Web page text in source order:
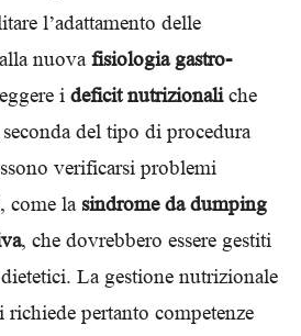
l’adattamento delle
nuovafisiologia gastro-
i deficit nutrizionaliche
del tipo di procedura
verificarsi problemi
come la sindrome da dumping
, che dovrebbero essere gestiti
La gestione nutrizionale
pertanto competenze